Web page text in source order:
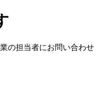
の担当者にお問い合わせ